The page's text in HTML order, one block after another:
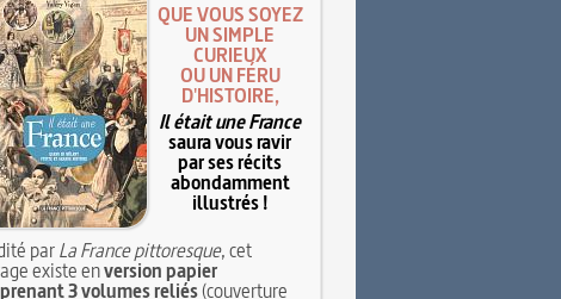
QUE VOUS SOYEZ
UN SIMPLE
CURIEUX
OU UN FÉRU
D'HISTOIRE,
Il était une France
saura vous ravir
par ses récits
abondamment
illustrés !
parLa France pittoresque, cet
existe enversion papier
3 volumes reliés(couverture